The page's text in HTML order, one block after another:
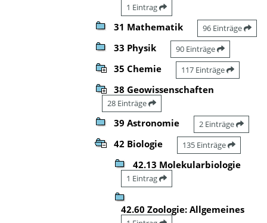
1 Eintrag
31 Mathematik 96 Einträge
33 Physik 90 Einträge
35 Chemie 117 Einträge
38 Geowissenschaften
28 Einträge
39 Astronomie 2 Einträge
42 Biologie 135 Einträge
42.13 Molekularbiologie
1 Eintrag
42.60 Zoologie: Allgemeines